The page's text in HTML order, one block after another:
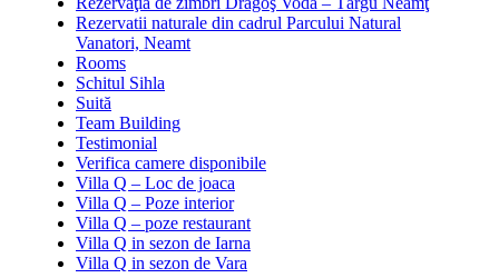
Rezervatii naturale din cadrul Parcului Natural
Vanatori, Neamt
Rooms
Schitul Sihla
Suită
Team Building
Testimonial
Verifica camere disponibile
Villa Q – Loc de joaca
Villa Q – Poze interior
Villa Q – poze restaurant
Villa Q in sezon de Iarna
Villa Q in sezon de Vara